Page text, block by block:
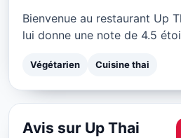
Bienvenue au restaurant Up
lui donne une note de 4.5
Végétarien Cuisine thai
Avis sur Up Thai